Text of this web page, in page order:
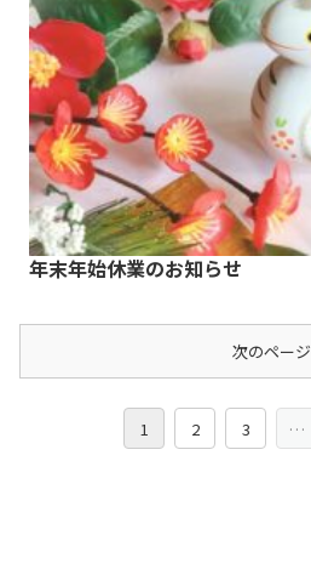
年末年始休業のお知らせ
次のページ
1 2 3 …